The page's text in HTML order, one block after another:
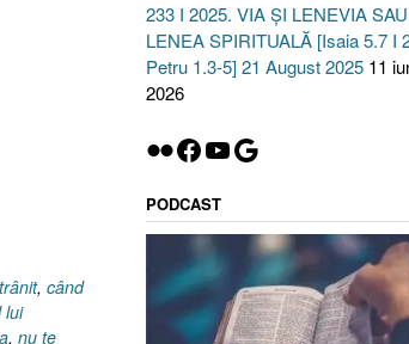
, când
lui
, nu te
233 I 2025. VIA ȘI LENEVIA SAU
LENEA SPIRITUALĂ [Isaia 5.7 I
Petru 1.3-5] 21 August 2025 11
2026
Flickr
Facebook
YouTube
Google
PODCAST